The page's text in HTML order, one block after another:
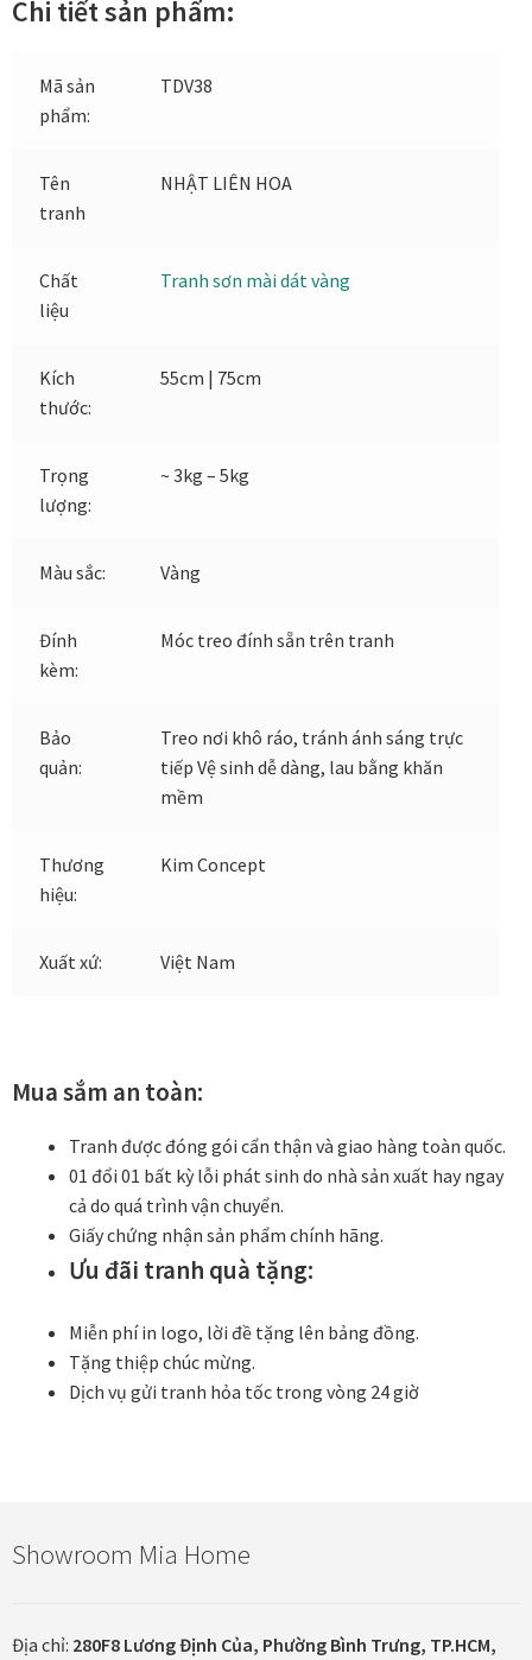
Tranh treo phòng thờ
Tranh treo tường
Ưu đãi khung tranh
Ưu đãi tranh in
Ưu đãi tranh sơn mài
VIDEO
Xưởng in tranh
Xưởng template
Chi tiết sản phẩm:
Mã sản
phẩm:
TDV38
Tên
tranh
NHẬT LIÊN HOA
Chất
liệu
Tranh sơn mài dát vàng
Kích
thước:
55cm | 75cm
Trọng
lượng:
~ 3kg – 5kg
Màu sắc: Vàng
Đính
kèm:
Móc treo đính sẵn trên tranh
Bảo
quản:
Treo nơi khô ráo, tránh ánh sáng trực
tiếp Vệ sinh dễ dàng, lau bằng khăn
mềm
Thương
hiệu:
Kim Concept
Xuất xứ: Việt Nam
Mua sắm an toàn:
Tranh được đóng gói cẩn thận và giao hàng toàn quốc.
01 đổi 01 bất kỳ lỗi phát sinh do nhà sản xuất hay ngay
cả do quá trình vận chuyển.
Giấy chứng nhận sản phẩm chính hãng.
Ưu đãi tranh quà tặng:
Miễn phí in logo, lời đề tặng lên bảng đồng.
Tặng thiệp chúc mừng.
Dịch vụ gửi tranh hỏa tốc trong vòng 24 giờ
Showroom Mia Home
Địa chỉ: 280F8 Lương Định Của, Phường Bình Trưng, TP.HCM,